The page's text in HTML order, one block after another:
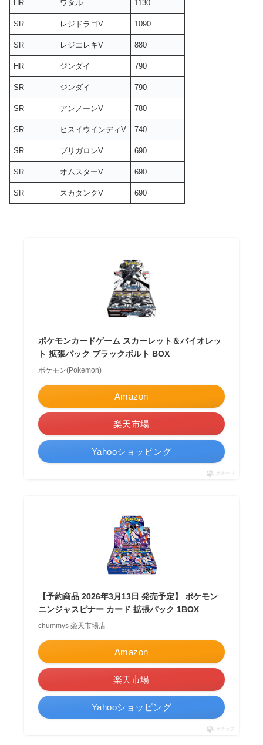
HR ワタル 1130
SR レジドラゴV 1090
SR レジエレキV 880
HR ジンダイ 790
SR ジンダイ 790
SR アンノーンV 780
SR ヒスイウインディV 740
SR ブリガロンV 690
SR オムスターV 690
SR スカタンクV 690
ポケモンカードゲーム スカーレット＆バイオレッ
ト 拡張パック ブラックボルト BOX
ポケモン(Pokemon)
Amazon
楽天市場
Yahooショッピング
ポチップ
【予約商品 2026年3月13日 発売予定】 ポケモン
ニンジャスピナー カード 拡張パック 1BOX
chummys 楽天市場店
Amazon
楽天市場
Yahooショッピング
ポチップ